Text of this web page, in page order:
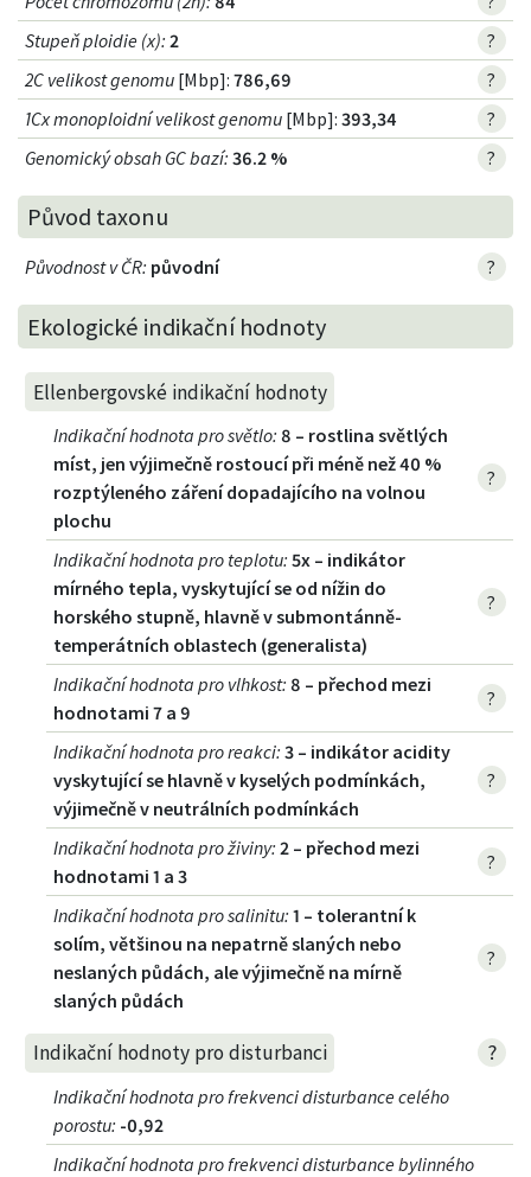
Stupeň ploidie (x): 2
?
2C velikost genomu [Mbp]: 786,69
?
1Cx monoploidní velikost genomu [Mbp]: 393,34
?
Genomický obsah GC bazí: 36.2 % ?
Původ taxonu
Původnost v ČR: původní ?
Ekologické indikační hodnoty
Ellenbergovské indikační hodnoty
Indikační hodnota pro světlo: 8 – rostlina světlých
míst, jen výjimečně rostoucí při méně než 40 %
rozptýleného záření dopadajícího na volnou
plochu
?
Indikační hodnota pro teplotu: 5x – indikátor
mírného tepla, vyskytující se od nížin do
horského stupně, hlavně v submontánně-
temperátních oblastech (generalista)
?
Indikační hodnota pro vlhkost: 8 – přechod mezi
hodnotami 7 a 9
?
Indikační hodnota pro reakci: 3 – indikátor acidity
vyskytující se hlavně v kyselých podmínkách,
výjimečně v neutrálních podmínkách
?
Indikační hodnota pro živiny: 2 – přechod mezi
hodnotami 1 a 3
?
Indikační hodnota pro salinitu: 1 – tolerantní k
solím, většinou na nepatrně slaných nebo
neslaných půdách, ale výjimečně na mírně
slaných půdách
?
Indikační hodnoty pro disturbanci ?
Indikační hodnota pro frekvenci disturbance celého
porostu: -0,92
Indikační hodnota pro frekvenci disturbance bylinného